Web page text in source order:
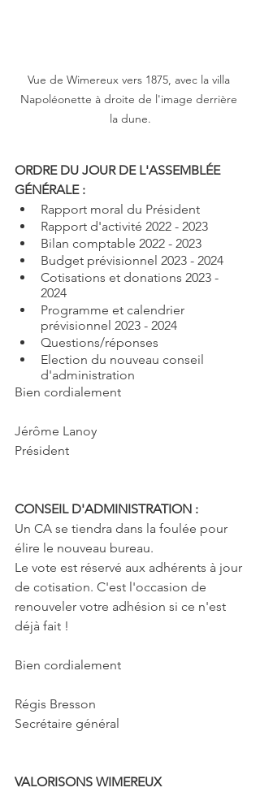
Vue de Wimereux vers 1875, avec la villa
Napoléonette à droite de l'image derrière
la dune.
ORDRE DU JOUR DE L'ASSEMBLÉE
GÉNÉRALE :
Rapport moral du Président
Rapport d'activité 2022 - 2023
Bilan comptable 2022 - 2023
Budget prévisionnel 2023 - 2024
Cotisations et donations 2023 -
2024
Programme et calendrier
prévisionnel 2023 - 2024
Questions/réponses
Election du nouveau conseil
d'administration
Bien cordialement
Jérôme Lanoy
Président
CONSEIL D'ADMINISTRATION :
Un CA se tiendra dans la foulée pour
élire le nouveau bureau.
Le vote est réservé aux adhérents à jour
de cotisation. C'est l'occasion de
renouveler votre adhésion si ce n'est
déjà fait !
Bien cordialement
Régis Bresson
Secrétaire général
VALORISONS WIMEREUX